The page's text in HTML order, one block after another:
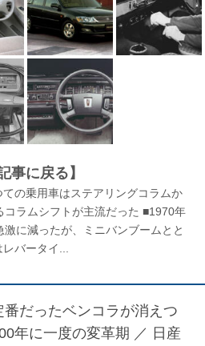
事に戻る】
の乗用車はステアリングコラムか
コラムシフトが主流だった ■1970年
に減ったが、ミニバンブームとと
バータイ...
だったベンコラが消えつ
年に一度の変革期 ／ 日産